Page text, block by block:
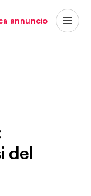
annuncio
del